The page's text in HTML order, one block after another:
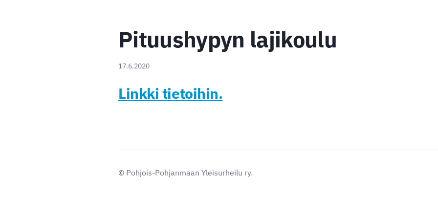
Pituushypyn lajikoulu
17.6.2020
Linkki tietoihin.
© Pohjois-Pohjanmaan Yleisurheilu ry.